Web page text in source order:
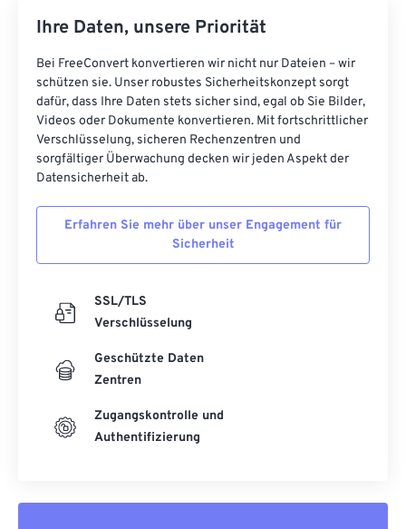
Ihre Daten, unsere Priorität
Bei FreeConvert konvertieren wir nicht nur Dateien – wir
schützen sie. Unser robustes Sicherheitskonzept sorgt
dafür, dass Ihre Daten stets sicher sind, egal ob Sie Bilder,
Videos oder Dokumente konvertieren. Mit fortschrittlicher
Verschlüsselung, sicheren Rechenzentren und
sorgfältiger Überwachung decken wir jeden Aspekt der
Datensicherheit ab.
Erfahren Sie mehr über unser Engagement für
Sicherheit
SSL/TLS
Verschlüsselung
Geschützte Daten
Zentren
Zugangskontrolle und
Authentifizierung